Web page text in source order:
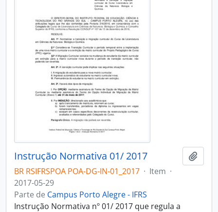
Instrução Normativa 01/ 2017
BR RSIFRSPOA POA-DG-IN-01_2017 · Item ·
2017-05-29
Parte de Campus Porto Alegre - IFRS
Instrução Normativa nº 01/ 2017 que regula a